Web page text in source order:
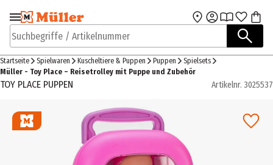
Zur Navigation
springen
Zum Hauptinhalt
Suchbegriffe / Artikelnummer
Startseite Spielwaren Kuscheltiere & Puppen Puppen
Spielsets
Müller - Toy Place – Reisetrolley mit Puppe und Zubehör
TOY PLACE PUPPEN Artikelnr. 3025537